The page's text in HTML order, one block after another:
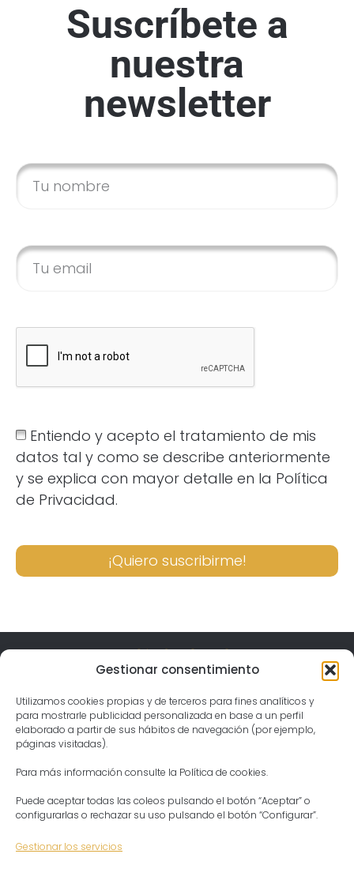
Gestionar consentimiento
Utilizamos cookies propias y de terceros para fines analíticos y
para mostrarle publicidad personalizada en base a un perfil
elaborado a partir de sus hábitos de navegación (por ejemplo,
páginas visitadas).
Para más información consulte la Política de cookies.
Puede aceptar todas las coleos pulsando el botón “Aceptar” o
configurarlas o rechazar su uso pulsando el botón “Configurar”.
Gestionar los servicios
Suscríbete a
nuestra
newsletter
Entiendo y acepto el tratamiento de mis
datos tal y como se describe anteriormente
y se explica con mayor detalle en la Política
de Privacidad.
¡Quiero suscribirme!
04559 Las Tablas, Almería
Horario
Lunes – Domingo:
04:30 – 21:30
Contacto
Presidenta del Ashram
ashram@templodekrishna.com